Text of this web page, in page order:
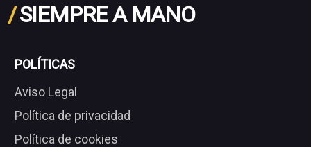
/SIEMPRE A MANO
POLÍTICAS
Aviso Legal
Política de privacidad
Política de cookies